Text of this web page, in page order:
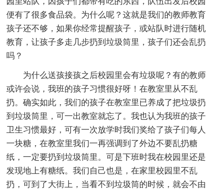
便有了很多食品袋。为什么呢？这就是我们的教师教育
孩子还不够，如果你经常提醒孩子，或站队时进行随机
教育，让孩子多走几步扔到垃圾筒里，孩子们还会乱扔
吗？
为什么送孩接孩之后校园里会有垃圾呢？有的教师
或许会说，我班的孩子习惯很好呀！在教室里从不乱
扔。确实如此，我们的孩子在教室里已养成了把垃圾扔
到垃圾筒里，可一出教室就忘了。我也认为我班的孩子
卫生习惯最好，可有一次放学时我们奖给了孩子们每人
一块糖，在教室里我们一再强调到了外边不要乱扔糖
纸，一定要扔到垃圾筒里。可是下班时我在校园里还是
发现地上有糖纸。我们自己也是，在家里校园里不乱
扔，可到了大街上，当看不到垃圾筒的时候，就会不由